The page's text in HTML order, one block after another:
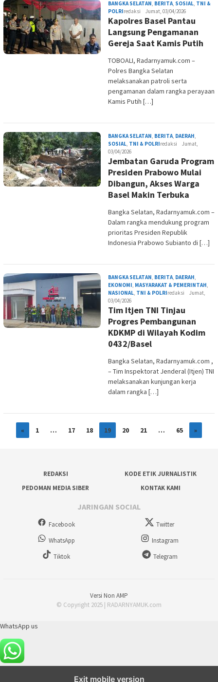
BANGKA SELATAN, BERITA, SOSIAL, TNI &
POLRIredaksi Jumat, 03/04/2026
Kapolres Basel Pantau
Langsung Pengamanan
Gereja Saat Kamis Putih
TOBOALI, Radarnyamuk.com –
Polres Bangka Selatan
melaksanakan patroli serta
pengamanan dalam rangka perayaan
Kamis Putih […]
BANGKA SELATAN, BERITA, DAERAH,
SOSIAL, TNI & POLRIredaksi
Jumat,
03/04/2026
Jembatan Garuda Program
Presiden Prabowo Mulai
Dibangun, Akses Warga
Basel Makin Terbuka
Bangka Selatan, Radarnyamuk.com –
Dalam rangka mendukung program
prioritas Presiden Republik
Indonesia Prabowo Subianto di […]
BANGKA SELATAN, BERITA, DAERAH,
EKONOMI, MASYARAKAT & PEMERINTAH,
NASIONAL, TNI & POLRIredaksi
Jumat,
03/04/2026
Tim Itjen TNI Tinjau
Progres Pembangunan
KDKMP di Wilayah Kodim
0432/Basel
Bangka Selatan, Radarnyamuk.com ,
– Tim Inspektorat Jenderal (Itjen) TNI
melaksanakan kunjungan kerja
dalam rangka […]
« 1 … 17 18 19 20 21 … 65 »
REDAKSI
KODE ETIK JURNALISTIK
PEDOMAN MEDIA SIBER
KONTAK KAMI
JARINGAN SOCIAL
Facebook
Twitter
WhatsApp
Instagram
Tiktok
Telegram
Versi Non AMP
© Copyright 2025 | RADARNYAMUK.com
WhatsApp us
Exit mobile version